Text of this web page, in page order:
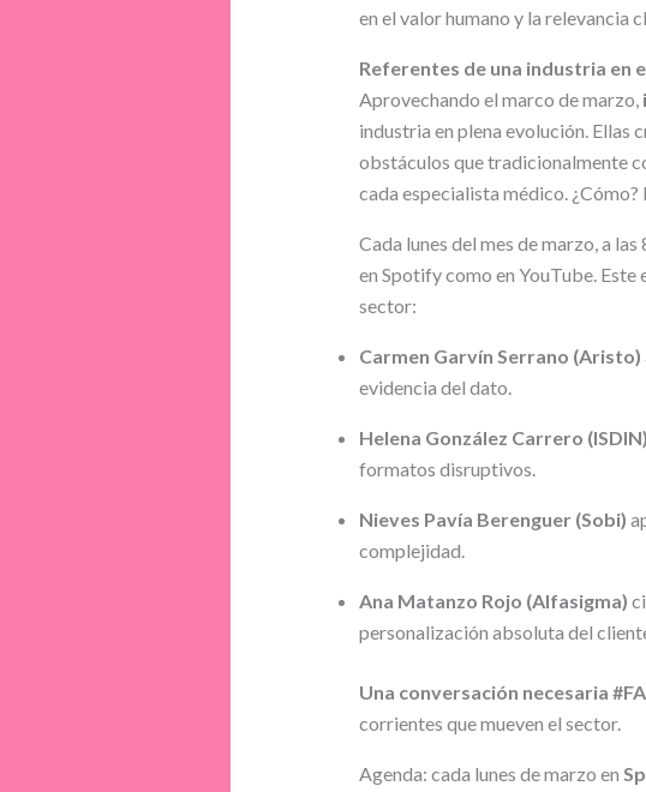
en el valor humano y la relevancia
Referentes de una industria en
Aprovechando el marco de marzo,
industria en plena evolución. Ellas
obstáculos que tradicionalmente
cada especialista médico.
Cada lunes del mes de marzo, a
en Spotify como en YouTube.
sector:
Carmen Garvín Serrano (Aristo)
evidencia del dato.
Helena González Carrero (ISDIN)
formatos disruptivos.
Nieves Pavía Berenguer (Sobi)
complejidad.
Ana Matanzo Rojo (Alfasigma)
personalización absoluta del
Una conversación necesaria
corrientes que mueven el sector.
Agenda: cada lunes de marzo en